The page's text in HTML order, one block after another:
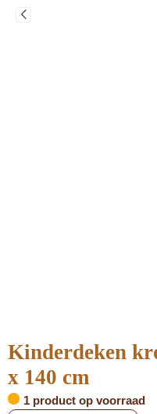
Kinderdeken
x 140 cm
1 product op voorraad